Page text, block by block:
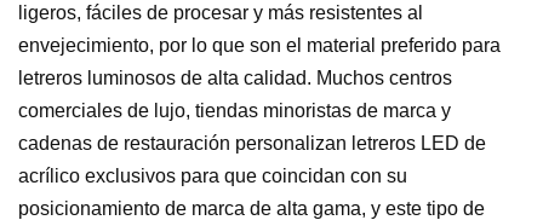
ligeros, fáciles de procesar y más resistentes al
envejecimiento, por lo que son el material preferido para
letreros luminosos de alta calidad. Muchos centros
comerciales de lujo, tiendas minoristas de marca y
cadenas de restauración personalizan letreros LED de
acrílico exclusivos para que coincidan con su
posicionamiento de marca de alta gama, y ​​este tipo de